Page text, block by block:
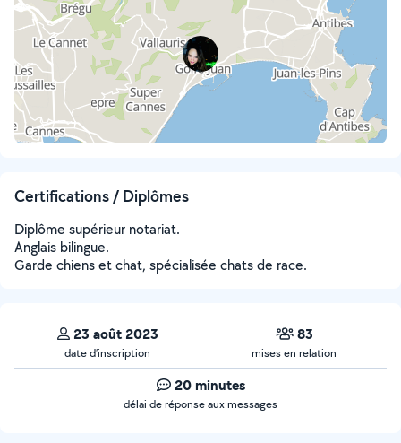
Certifications / Diplômes
Diplôme supérieur notariat.
Anglais bilingue.
Garde chiens et chat, spécialisée chats de race.
23 août 2023
date d’inscription
83
mises en relation
20 minutes
délai de réponse aux messages